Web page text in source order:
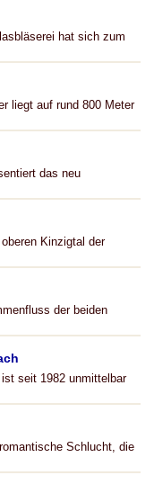
hat sich zum
liegt auf rund 800 Meter
das neu
Kinzigtal der
der beiden
seit 1982 unmittelbar
Schlucht, die